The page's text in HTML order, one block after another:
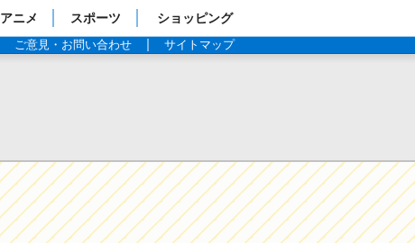
アニメ スポーツ ショッピング
ご意見・お問い合わせ サイトマップ